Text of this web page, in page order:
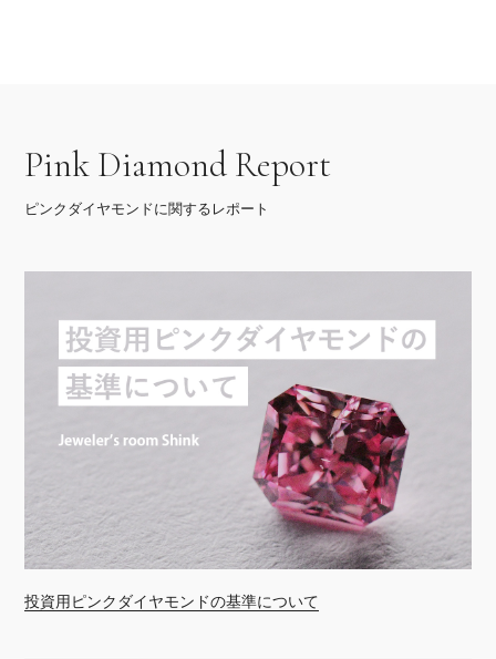
Pink Diamond Report
ピンクダイヤモンドに関するレポート
投資用ピンクダイヤモンドの基準について